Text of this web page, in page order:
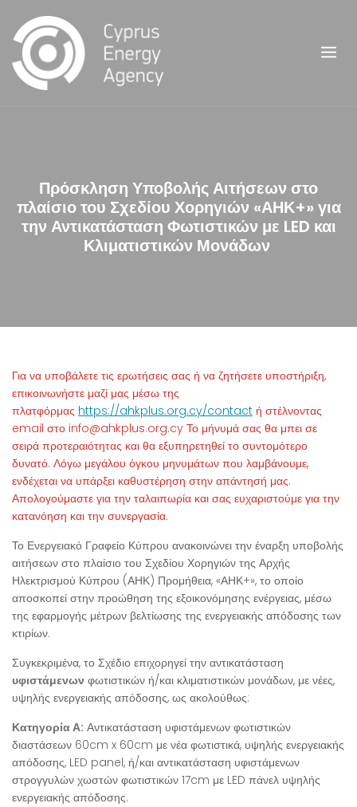
content
Πρόσκληση Υποβολής Αιτήσεων στο
πλαίσιο του Σχεδίου Χορηγιών «ΑΗΚ+» για
την Αντικατάσταση Φωτιστικών με LED και
Κλιματιστικών Μονάδων
Για να υποβάλετε τις ερωτήσεις σας ή να ζητήσετε υποστήριξη,
επικοινωνήστε μαζί μας μέσω της
πλατφόρμας https://ahkplus.org.cy/contact ή στέλνοντας
email στο info@ahkplus.org.cy Το μήνυμά σας θα μπει σε
σειρά προτεραιότητας και θα εξυπηρετηθεί το συντομότερο
δυνατό. Λόγω μεγάλου όγκου μηνυμάτων που λαμβάνουμε,
ενδέχεται να υπάρξει καθυστέρηση στην απάντησή μας.
Απολογούμαστε για την ταλαιπωρία και σας ευχαριστούμε για την
κατανόηση και την συνεργασία.
Το Ενεργειακό Γραφείο Κύπρου ανακοινώνει την έναρξη υποβολής
αιτήσεων στο πλαίσιο του Σχεδίου Χορηγιών της Αρχής
Ηλεκτρισμού Κύπρου (ΑΗΚ) Προμήθεια, «ΑΗΚ+», το οποίο
αποσκοπεί στην προώθηση της εξοικονόμησης ενέργειας, μέσω
της εφαρμογής μέτρων βελτίωσης της ενεργειακής απόδοσης των
κτιρίων.
Συγκεκριμένα, το Σχέδιο επιχορηγεί την αντικατάσταση
υφιστάμενων φωτιστικών ή/και κλιματιστικών μονάδων, με νέες,
υψηλής ενεργειακής απόδοσης, ως ακολούθως:
Κατηγορία Α: Αντικατάσταση υφιστάμενων φωτιστικών
διαστάσεων 60cm x 60cm με νέα φωτιστικά, υψηλής ενεργειακής
απόδοσης, LED panel, ή/και αντικατάσταση υφιστάμενων
στρογγυλών χωστών φωτιστικών 17cm με LED πάνελ υψηλής
ενεργειακής απόδοσης.